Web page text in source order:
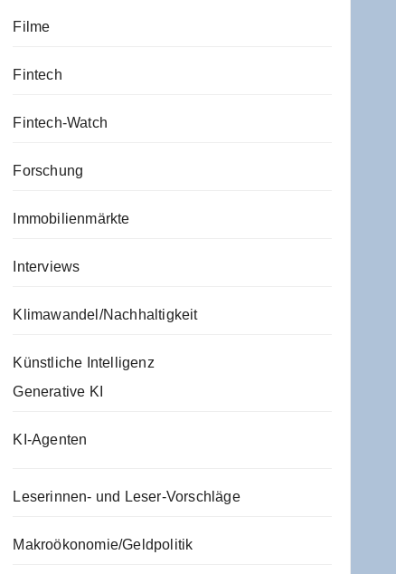
Filme
Fintech
Fintech-Watch
Forschung
Immobilienmärkte
Interviews
Klimawandel/Nachhaltigkeit
Künstliche Intelligenz
Generative KI
KI-Agenten
Leserinnen- und Leser-Vorschläge
Makroökonomie/Geldpolitik